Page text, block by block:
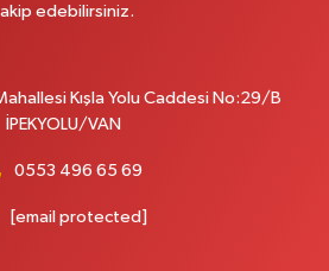
İpekyolu. Hatuniye mahallesi terzioğlu, Eski
Yol Tarifi Al
edebilirsiniz.
Kışla Yolu Caddesi No:29/B
İPEKYOLU/VAN
0553 496 65 69
[email protected]